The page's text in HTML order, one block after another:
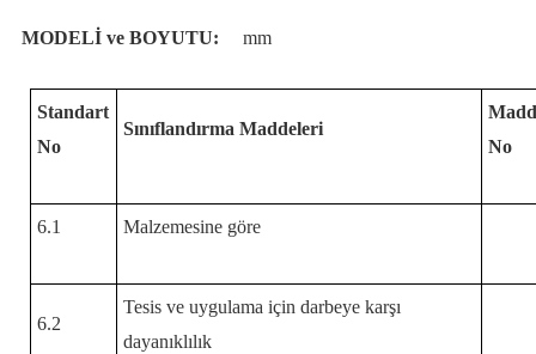
MODELİ ve BOYUTU: mm
Standart
No
Sınıflandırma Maddeleri
No
6.1 Malzemesine göre
6.2
Tesis ve uygulama için darbeye karşı
dayanıklılık